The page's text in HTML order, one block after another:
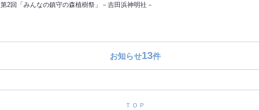
第2回「みんなの鎮守の森植樹祭」－吉田浜神明社－
お知らせ13件
ＴＯＰ